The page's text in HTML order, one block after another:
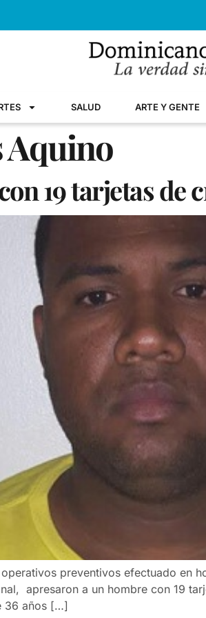
SALUD ARTE Y GENTE
Aquino
19 tarjetas de
preventivos efectuado en
apresaron a un hombre con 19
36 años […]